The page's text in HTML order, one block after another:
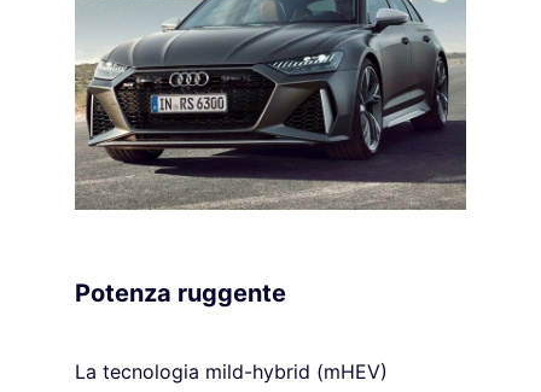
Potenza ruggente
La tecnologia mild-hybrid (mHEV)